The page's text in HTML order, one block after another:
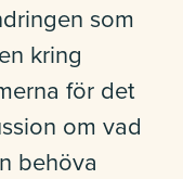
som
kring
för det
om vad
behöva